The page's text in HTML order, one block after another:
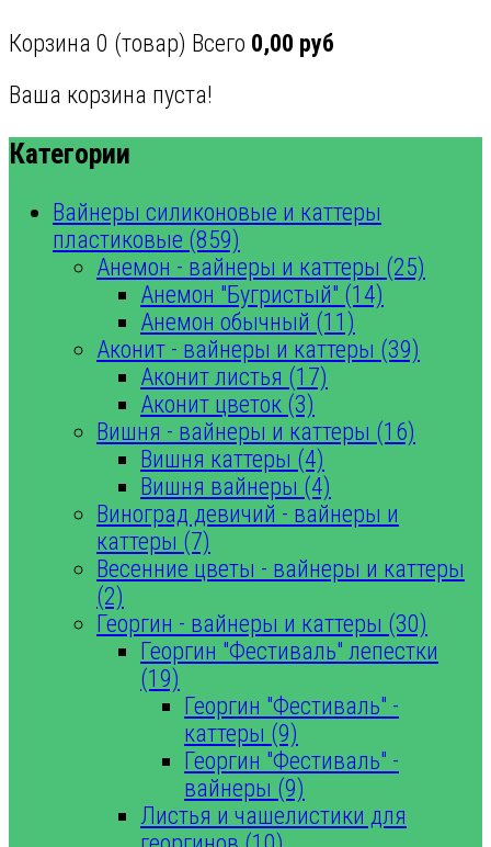
Корзина 0 (товар) Всего 0,00 руб
Ваша корзина пуста!
Категории
Вайнеры силиконовые и каттеры
пластиковые (859)
Анемон - вайнеры и каттеры (25)
Анемон "Бугристый" (14)
Анемон обычный (11)
Аконит - вайнеры и каттеры (39)
Аконит листья (17)
Аконит цветок (3)
Вишня - вайнеры и каттеры (16)
Вишня каттеры (4)
Вишня вайнеры (4)
Виноград девичий - вайнеры и
каттеры (7)
Весенние цветы - вайнеры и каттеры
(2)
Георгин - вайнеры и каттеры (30)
Георгин "Фестиваль" лепестки
(19)
Георгин "Фестиваль" -
каттеры (9)
Георгин "Фестиваль" -
вайнеры (9)
Листья и чашелистики для